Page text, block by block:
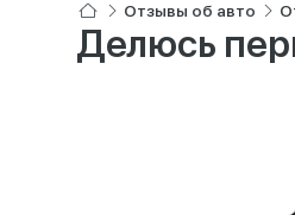
Отзывы об авто
Делюсь